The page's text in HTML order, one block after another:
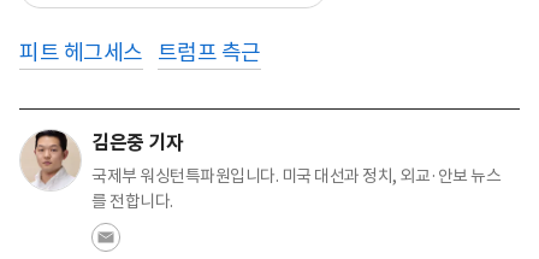
피트 헤그세스 트럼프 측근
김은중 기자
국제부 워싱턴특파원입니다. 미국 대선과 정치, 외교·안보 뉴스
를 전합니다.